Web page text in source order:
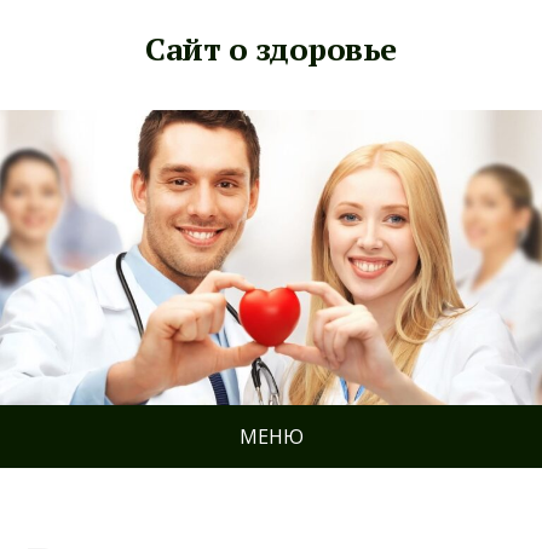
Сайт о здоровье
МЕНЮ